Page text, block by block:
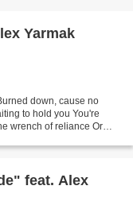
Yarmak
down, cause no
to hold you You're
wrench of reliance Or